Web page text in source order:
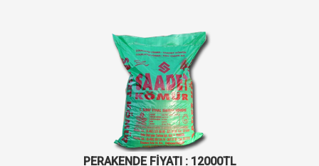
PERAKENDE FİYATI : 12000TL